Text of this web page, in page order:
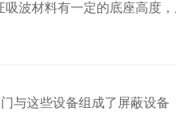
吸波材料有一定的底座高度，
与这些设备组成了屏蔽设备